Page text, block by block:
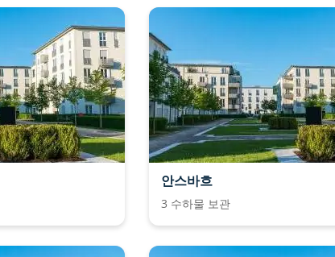
안스바흐
3 수하물 보관